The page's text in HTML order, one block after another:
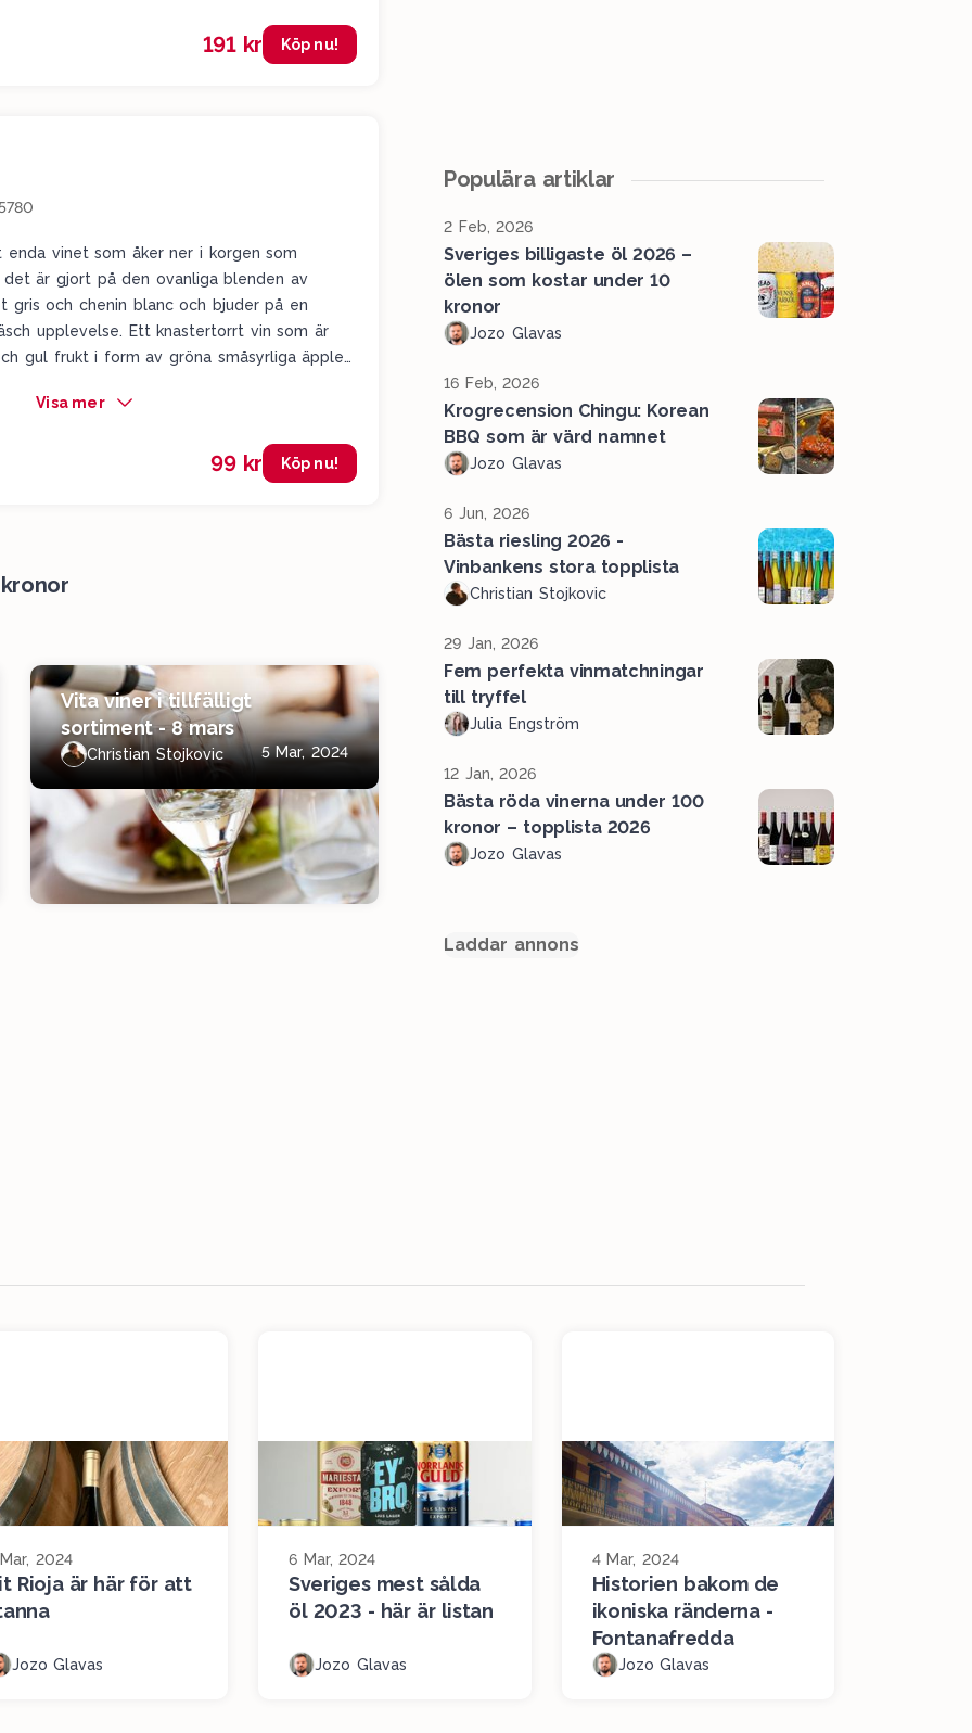
vit persika, lite kryddor, vit persika och
är härligt slankt, rent och välgjort. En
191 kr Köp nu!
vinet som åker ner i korgen som
det är gjort på den ovanliga blenden av
gris och chenin blanc och bjuder på en
upplevelse. Ett knastertorrt vin som är
gul frukt i form av gröna småsyrliga äpplen,
Ett prisvärt vitt som imponerar.
Visa mer
99 kr Köp nu!
Vita viner i tillfälligt
sortiment - 8 mars
Christian Stojkovic 5 Mar, 2024
Populära artiklar
2 Feb, 2026
Sveriges billigaste öl 2026 –
ölen som kostar under 10
kronor
Jozo Glavas
16 Feb, 2026
Krogrecension Chingu: Korean
BBQ som är värd namnet
Jozo Glavas
6 Jun, 2026
Bästa riesling 2026 -
Vinbankens stora topplista
Christian Stojkovic
29 Jan, 2026
Fem perfekta vinmatchningar
till tryffel
Julia Engström
12 Jan, 2026
Bästa röda vinerna under 100
kronor – topplista 2026
Jozo Glavas
Laddar annons
2024
Rioja är här för att
Jozo Glavas
6 Mar, 2024
Sveriges mest sålda
öl 2023 - här är listan
Jozo Glavas
4 Mar, 2024
Historien bakom de
ikoniska ränderna -
Fontanafredda
Jozo Glavas